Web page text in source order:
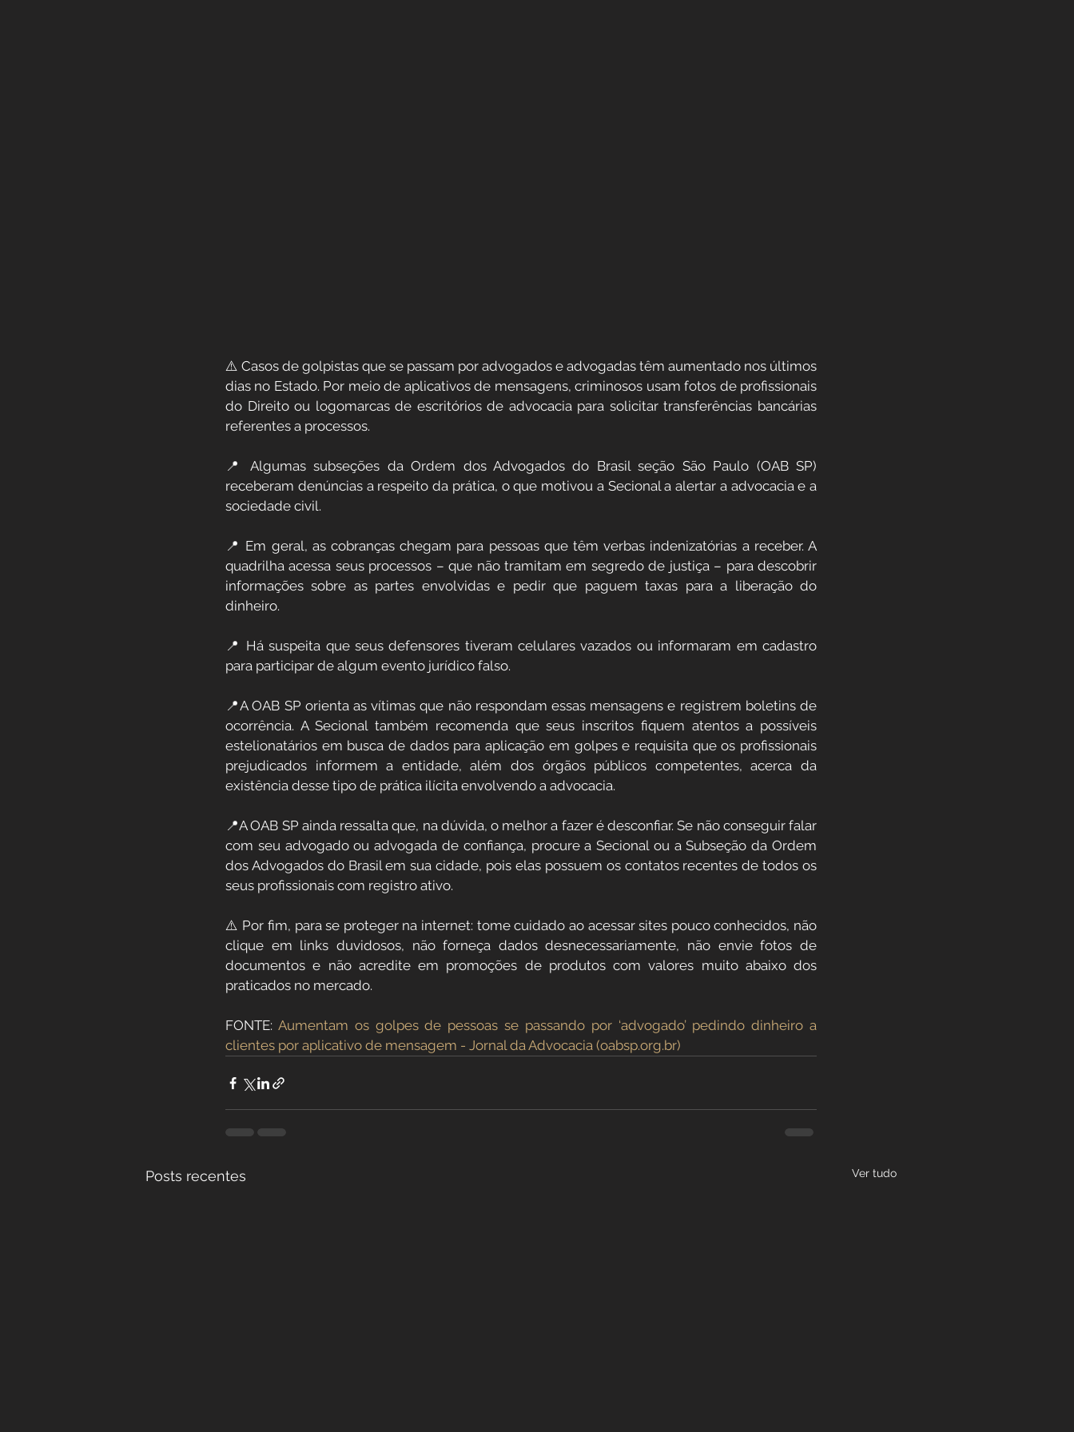
⚠️ Casos de golpistas que se passam por advogados e advogadas têm aumentado nos últimos
dias no Estado. Por meio de aplicativos de mensagens, criminosos usam fotos de profissionais
do Direito ou logomarcas de escritórios de advocacia para solicitar transferências bancárias
referentes a processos.
📍 Algumas subseções da Ordem dos Advogados do Brasil seção São Paulo (OAB SP)
receberam denúncias a respeito da prática, o que motivou a Secional a alertar a advocacia e a
sociedade civil.
📍 Em geral, as cobranças chegam para pessoas que têm verbas indenizatórias a receber. A
quadrilha acessa seus processos – que não tramitam em segredo de justiça – para descobrir
informações sobre as partes envolvidas e pedir que paguem taxas para a liberação do
dinheiro.
📍 Há suspeita que seus defensores tiveram celulares vazados ou informaram em cadastro
para participar de algum evento jurídico falso.
📍A OAB SP orienta as vítimas que não respondam essas mensagens e registrem boletins de
ocorrência. A Secional também recomenda que seus inscritos fiquem atentos a possíveis
estelionatários em busca de dados para aplicação em golpes e requisita que os profissionais
prejudicados informem a entidade, além dos órgãos públicos competentes, acerca da
existência desse tipo de prática ilícita envolvendo a advocacia.
📍A OAB SP ainda ressalta que, na dúvida, o melhor a fazer é desconfiar. Se não conseguir falar
com seu advogado ou advogada de confiança, procure a Secional ou a Subseção da Ordem
dos Advogados do Brasil em sua cidade, pois elas possuem os contatos recentes de todos os
seus profissionais com registro ativo.
⚠️ Por fim, para se proteger na internet: tome cuidado ao acessar sites pouco conhecidos, não
clique em links duvidosos, não forneça dados desnecessariamente, não envie fotos de
documentos e não acredite em promoções de produtos com valores muito abaixo dos
praticados no mercado.
FONTE: Aumentam os golpes de pessoas se passando por ‘advogado’ pedindo dinheiro a
clientes por aplicativo de mensagem - Jornal da Advocacia (oabsp.org.br)
Posts recentes Ver tudo